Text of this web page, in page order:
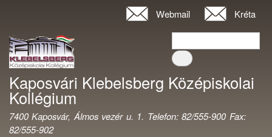
Ugrás
a
fiók
menüje
Webmail Kréta
Keresés
Kaposvári Klebelsberg Középiskolai
Kollégium
7400 Kaposvár, Álmos vezér u. 1. Telefon: 82/555-900 Fax:
82/555-902